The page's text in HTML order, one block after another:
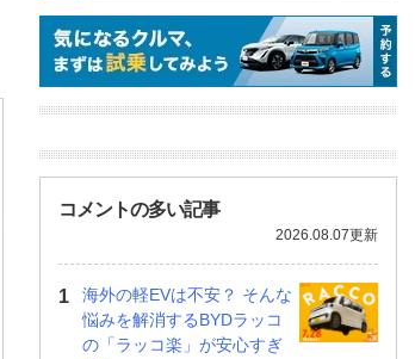
コメントの多い記事
2026.08.07更新
海外の軽EVは不安？ そんな
悩みを解消するBYDラッコ
の「ラッコ楽」が安心すぎ